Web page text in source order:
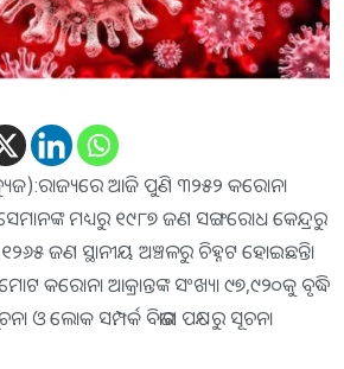
ଆଜି ପୁଣି ୩୨୫୨ କରୋନା
ମଧ୍ୟରୁ ୧୯୮୭ ଜଣ ସଙ୍ଗରୋଧ କେନ୍ଦ୍ରରୁ
ଜଣ ସ୍ଥାନୀୟ ଅଞ୍ଚଳରୁ ଚିହ୍ନଟ ହୋଇଛନ୍ତି।
କରୋନା ଆକ୍ରାନ୍ତଙ୍କ ସଂଖ୍ୟା ୯୭,୯୨୦କୁ ବୃଦ୍ଧି
ଓ ଲୋକ ସମ୍ପର୍କ ବିଭାଗ ପକ୍ଷରୁ ସୂଚନା